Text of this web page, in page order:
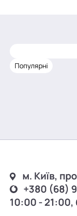
Популярні
м. Київ,
+380 (68)
10:00 - 21:00,